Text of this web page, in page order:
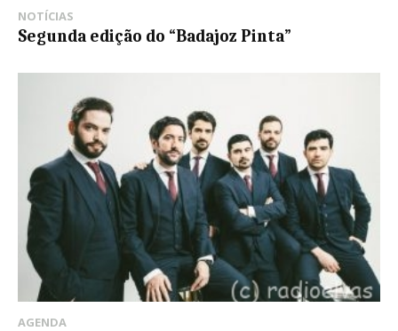
NOTÍCIAS
Segunda edição do “Badajoz Pinta”
AGENDA